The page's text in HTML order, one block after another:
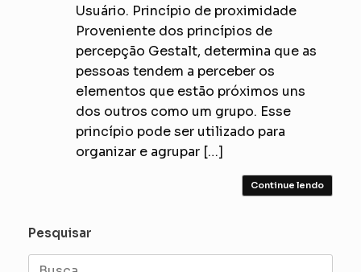
Usuário. Princípio de proximidade
Proveniente dos princípios de
percepção Gestalt, determina que as
pessoas tendem a perceber os
elementos que estão próximos uns
dos outros como um grupo. Esse
princípio pode ser utilizado para
organizar e agrupar […]
Continue lendo
Pesquisar
Search